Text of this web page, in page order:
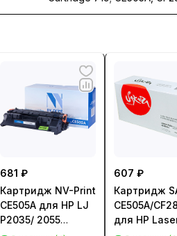
681 ₽
Картридж NV-Print
CE505A для HP LJ
P2035/ 2055
607 ₽
Картридж
CE505A/
для HP